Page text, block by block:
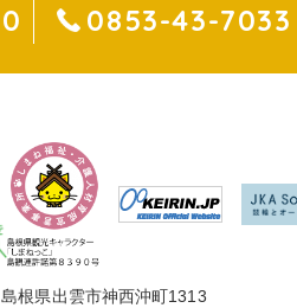
0853-43-7033
根県出雲市神西沖町1313